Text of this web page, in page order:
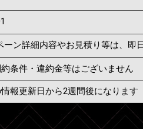
ーン詳細内容やお見積り等は、即
条件・違約金等はございません
報更新日から2週間後になります